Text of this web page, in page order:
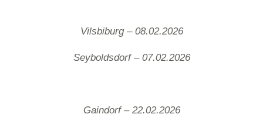
Vilsbiburg – 08.02.2026
Seyboldsdorf – 07.02.2026
Gaindorf – 22.02.2026